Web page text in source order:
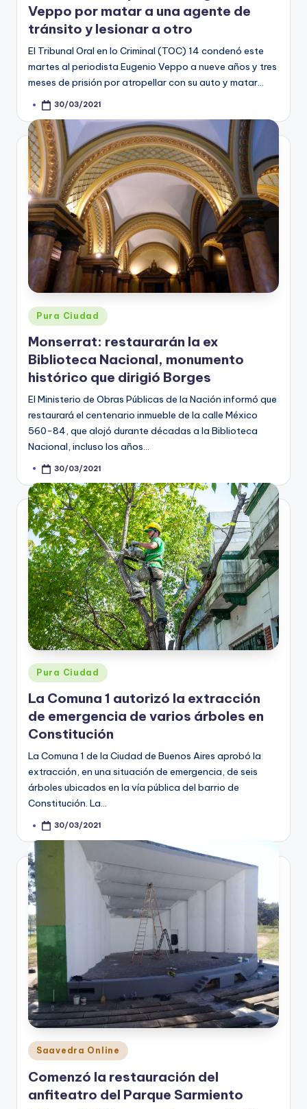
Veppo por matar a una agente de
tránsito y lesionar a otro
El Tribunal Oral en lo Criminal (TOC) 14 condenó este
martes al periodista Eugenio Veppo a nueve años y tres
meses de prisión por atropellar con su auto y matar…
Posted30/03/2021
Posted
in
Pura Ciudad
Monserrat: restaurarán la ex
Biblioteca Nacional, monumento
histórico que dirigió Borges
El Ministerio de Obras Públicas de la Nación informó que
restaurará el centenario inmueble de la calle México
560-84, que alojó durante décadas a la Biblioteca
Nacional, incluso los años…
Posted30/03/2021
Posted
in
Pura Ciudad
La Comuna 1 autorizó la extracción
de emergencia de varios árboles en
Constitución
La Comuna 1 de la Ciudad de Buenos Aires aprobó la
extracción, en una situación de emergencia, de seis
árboles ubicados en la vía pública del barrio de
Constitución. La…
Posted30/03/2021
Posted
in
Saavedra Online
Comenzó la restauración del
anfiteatro del Parque Sarmiento